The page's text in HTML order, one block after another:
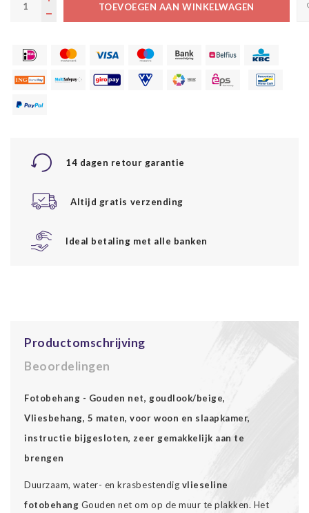
TOEVOEGEN AAN WINKELWAGEN
14 dagen retour garantie
Altijd gratis verzending
Ideal betaling met alle banken
Productomschrijving
Beoordelingen
Fotobehang - Gouden net, goudlook/beige,
Vliesbehang, 5 maten, voor woon en slaapkamer,
instructie bijgesloten, zeer gemakkelijk aan te
brengen
Duurzaam, water- en krasbestendig vlieseline
fotobehang Gouden net om op de muur te plakken. Het